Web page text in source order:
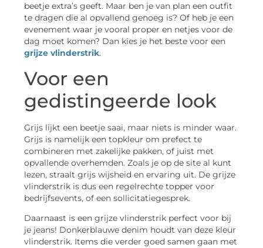
beetje extra’s geeft. Maar ben je van plan een outfit
te dragen die al opvallend genoeg is? Of heb je een
evenement waar je vooral proper en netjes voor de
dag moet komen? Dan kies je het beste voor een
grijze vlinderstrik.
Voor een
gedistingeerde look
Grijs lijkt een beetje saai, maar niets is minder waar.
Grijs is namelijk een topkleur om prefect te
combineren met zakelijke pakken, of juist met
opvallende overhemden. Zoals je op de site al kunt
lezen, straalt grijs wijsheid en ervaring uit. De grijze
vlinderstrik is dus een regelrechte topper voor
bedrijfsevents, of een sollicitatiegesprek.
Daarnaast is een grijze vlinderstrik perfect voor bij
je jeans! Donkerblauwe denim houdt van deze kleur
vlinderstrik. Items die verder goed samen gaan met